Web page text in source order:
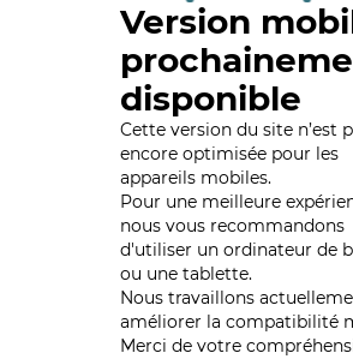
Version
disponible
Cette version du site n’est
encore optimisée pour les
appareils mobiles.
Pour une meilleure
nous vous recommandons
d'utiliser un ordinateur de
ou une tablette.
Nous travaillons
améliorer la compatibilité
Merci de votre